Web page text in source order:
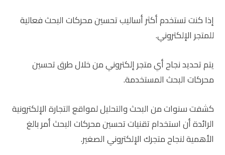
إذا كنت تستخدم أكثر أساليب تحسين محركات البحث فعالية
للمتجر الإلكتروني.
يتم تحديد نجاح أي متجر إلكتروني من خلال طرق تحسين
محركات البحث المستخدمة.
كشفت سنوات من البحث والتحليل لمواقع التجارة الإلكترونية
الرائدة أن استخدام تقنيات تحسين محركات البحث أمر بالغ
الأهمية لنجاح متجرك الإلكتروني الصغير.